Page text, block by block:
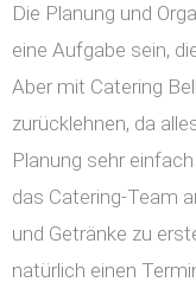
Die Planung und
eine Aufgabe sein,
Aber mit Catering
zurücklehnen, da
Planung sehr
das Catering-Team
und Getränke zu
natürlich einen